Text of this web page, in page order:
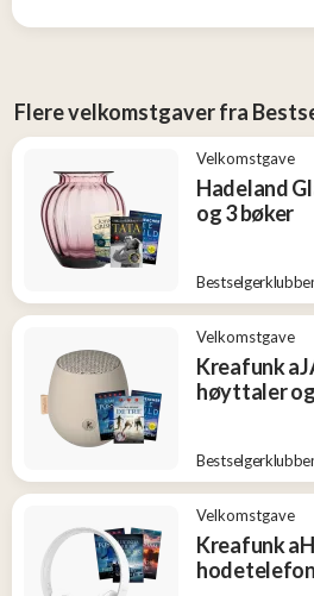
Flere velkomstgaver fra
Velkomstgave
Hadeland
og 3 bøker
Velkomstgave
Kreafunk
høyttaler
Velkomstgave
Kreafunk